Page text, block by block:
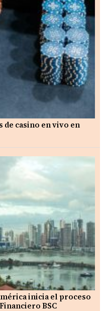
de casino en vivo en
inicia el proceso
BSC